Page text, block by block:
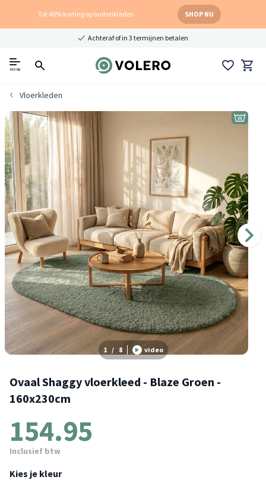
Tot 40% korting op buitenkleden SHOP NU
Achteraf of in 3 termijnen betalen
menu
Vloerkleden
1 / 8 video
Ovaal Shaggy vloerkleed - Blaze Groen -
160x230cm
154.95
Inclusief btw
Kies je kleur